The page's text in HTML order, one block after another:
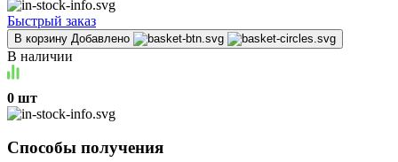
Быстрый заказ
В корзину Добавлено
В наличии
0 шт
Способы получения